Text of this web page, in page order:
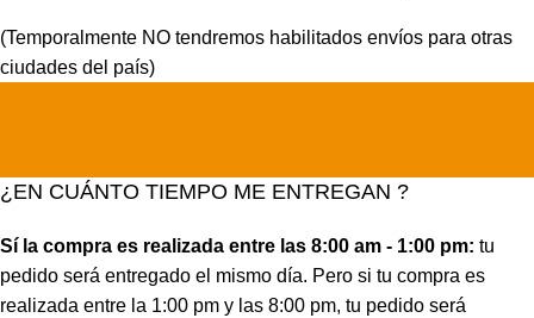
(Temporalmente NO tendremos habilitados envíos para otras
ciudades del país)
¿EN CUÁNTO TIEMPO ME ENTREGAN ?
Sí la compra es realizada entre las 8:00 am - 1:00 pm: tu
pedido será entregado el mismo día. Pero si tu compra es
realizada entre la 1:00 pm y las 8:00 pm, tu pedido será